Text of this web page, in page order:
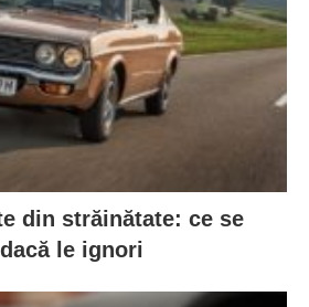
din străinătate: ce se
le ignori